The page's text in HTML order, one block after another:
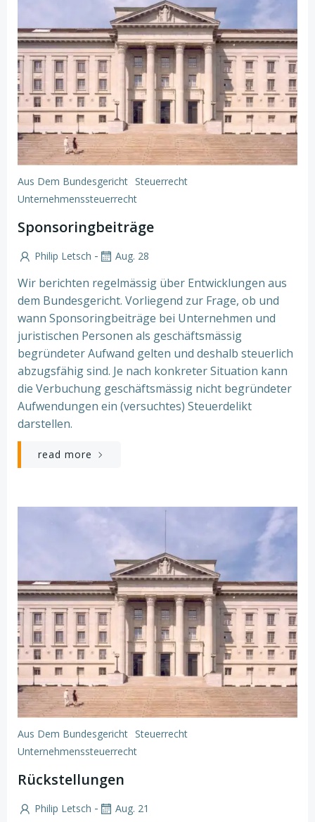
Aus Dem Bundesgericht Steuerrecht
Unternehmenssteuerrecht
Sponsoringbeiträge
Philip Letsch - Aug. 28
Wir berichten regelmässig über Entwicklungen aus
dem Bundesgericht. Vorliegend zur Frage, ob und
wann Sponsoringbeiträge bei Unternehmen und
juristischen Personen als geschäftsmässig
begründeter Aufwand gelten und deshalb steuerlich
abzugsfähig sind. Je nach konkreter Situation kann
die Verbuchung geschäftsmässig nicht begründeter
Aufwendungen ein (versuchtes) Steuerdelikt
darstellen.
read more
Aus Dem Bundesgericht Steuerrecht
Unternehmenssteuerrecht
Rückstellungen
Philip Letsch - Aug. 21